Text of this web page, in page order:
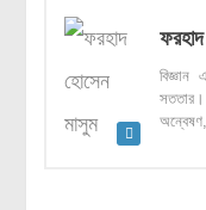
বিজ্ঞান
সততার।